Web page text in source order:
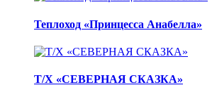
Теплоход «Принцесса Анабелла»
Т/Х «СЕВЕРНАЯ СКАЗКА»